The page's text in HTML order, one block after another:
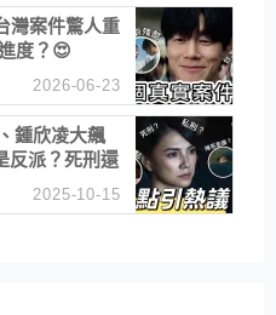
灣案件驚人重
度？😍
2026-06-23
鍾欣凌大飆
反派？死刑還
2025-10-15